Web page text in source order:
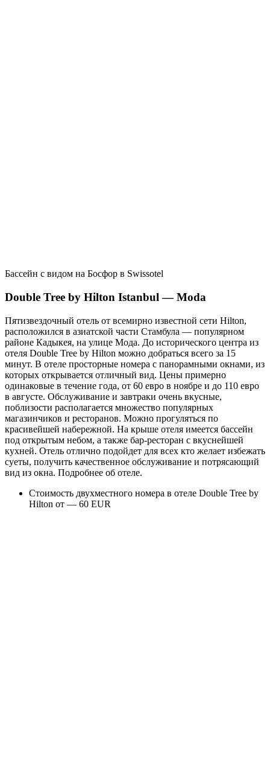
Бассейн с видом на Босфор в Swissotel
Double Tree by Hilton Istanbul — Moda
Пятизвездочный отель от всемирно известной сети Hilton,
расположился в азиатской части Стамбула — популярном
районе Кадыкея, на улице Мода. До исторического центра из
отеля Double Tree by Hilton можно добраться всего за 15
минут. В отеле просторные номера с панорамными окнами, из
которых открывается отличный вид. Цены примерно
одинаковые в течение года, от 60 евро в ноябре и до 110 евро
в августе. Обслуживание и завтраки очень вкусные,
поблизости располагается множество популярных
магазинчиков и ресторанов. Можно прогуляться по
красивейшей набережной. На крыше отеля имеется бассейн
под открытым небом, а также бар-ресторан с вкуснейшей
кухней. Отель отлично подойдет для всех кто желает избежать
суеты, получить качественное обслуживание и потрясающий
вид из окна. Подробнее об отеле.
Стоимость двухместного номера в отеле Double Tree by
Hilton от — 60 EUR